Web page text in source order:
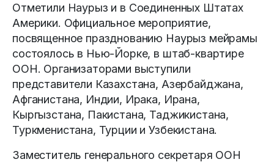
Отметили Наурыз и в Соединенных Штатах
Америки. Официальное мероприятие,
посвященное празднованию Наурыз мейрамы
состоялось в Нью-Йорке, в штаб-квартире
ООН. Организаторами выступили
представители Казахстана, Азербайджана,
Афганистана, Индии, Ирака, Ирана,
Кыргызстана, Пакистана, Таджикистана,
Туркменистана, Турции и Узбекистана.
Заместитель генерального секретаря ООН